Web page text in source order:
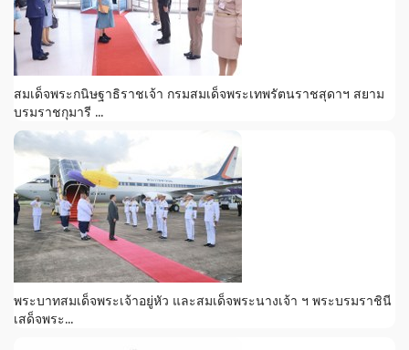
สมเด็จพระกนิษฐาธิราชเจ้า กรมสมเด็จพระเทพรัตนราชสุดาฯ สยาม
บรมราชกุมารี ...
พระบาทสมเด็จพระเจ้าอยู่หัว และสมเด็จพระนางเจ้า ฯ พระบรมราชินี
เสด็จพระ...